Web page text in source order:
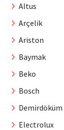
Altus
Arçelik
Ariston
Baymak
Beko
Bosch
Demirdöküm
Electrolux